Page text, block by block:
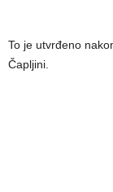
To je utvrđeno
Čapljini.